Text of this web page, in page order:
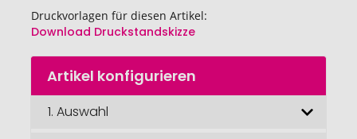
Druckvorlagen für diesen Artikel:
Download Druckstandskizze
Zum
Anfang
Bildgalerie
Artikel konfigurieren
1. Auswahl